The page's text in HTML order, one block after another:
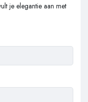
je elegantie aan met